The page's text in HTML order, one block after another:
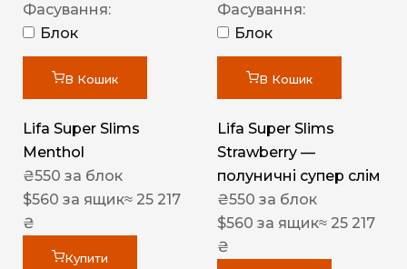
Фасування:
Блок
В Кошик
Lifa Super Slims
Menthol
₴550 за блок
$560 за ящик≈ 25 217
₴
Купити
Фасування:
Блок
В Кошик
Lifa Super Slims
Strawberry —
полуничні супер слім
₴550 за блок
$560 за ящик≈ 25 217
₴